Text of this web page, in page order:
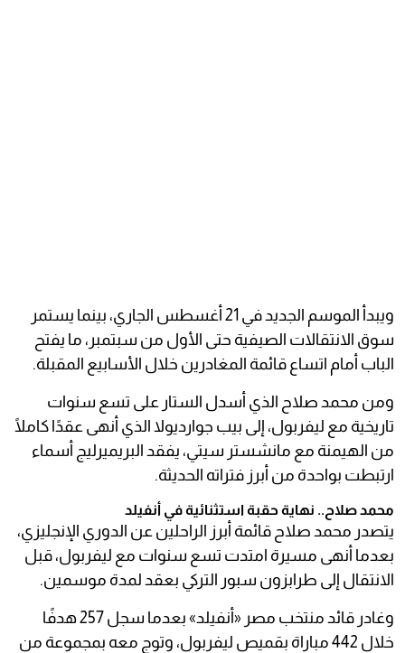
ويبدأ الموسم الجديد في 21 أغسطس الجاري، بينما يستمر
سوق الانتقالات الصيفية حتى الأول من سبتمبر، ما يفتح
الباب أمام اتساع قائمة المغادرين خلال الأسابيع المقبلة.
ومن محمد صلاح الذي أسدل الستار على تسع سنوات
تاريخية مع ليفربول، إلى بيب جوارديولا الذي أنهى عقدًا كاملًا
من الهيمنة مع مانشستر سيتي، يفقد البريميرليج أسماء
ارتبطت بواحدة من أبرز فتراته الحديثة.
محمد صلاح.. نهاية حقبة استثنائية في أنفيلد
يتصدر محمد صلاح قائمة أبرز الراحلين عن الدوري الإنجليزي،
بعدما أنهى مسيرة امتدت تسع سنوات مع ليفربول، قبل
الانتقال إلى طرابزون سبور التركي بعقد لمدة موسمين.
وغادر قائد منتخب مصر «أنفيلد» بعدما سجل 257 هدفًا
خلال 442 مباراة بقميص ليفربول، وتوج معه بمجموعة من